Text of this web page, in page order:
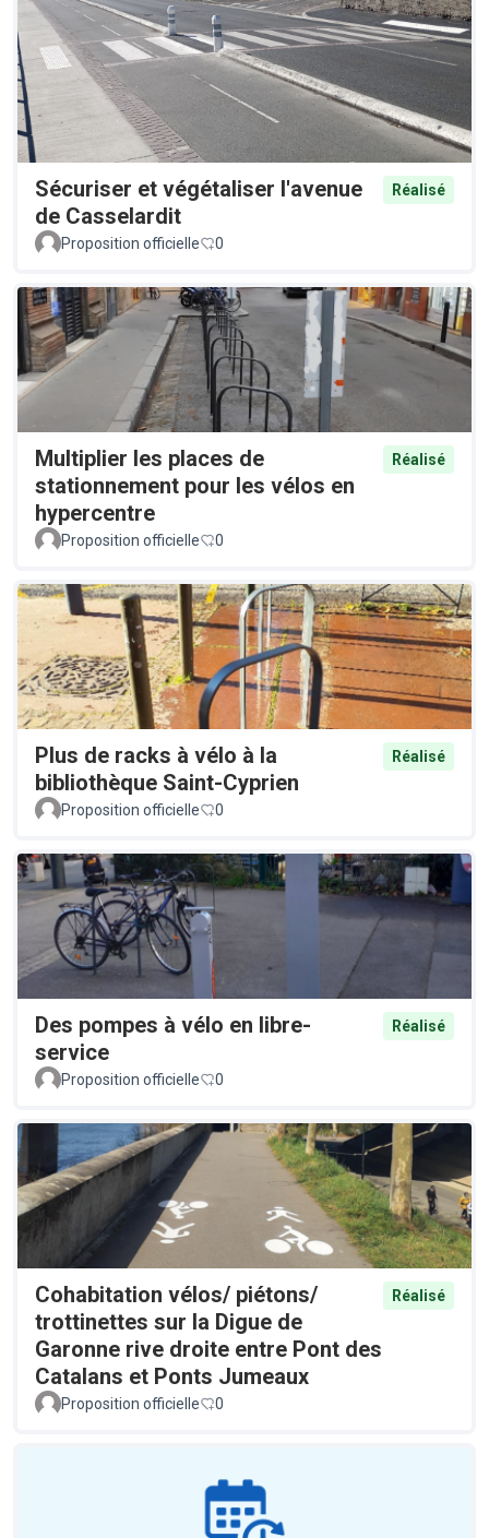
Sécuriser et végétaliser l'avenue
de Casselardit
Réalisé
Proposition officielle 0
Multiplier les places de
stationnement pour les vélos en
hypercentre
Réalisé
Proposition officielle 0
Plus de racks à vélo à la
bibliothèque Saint-Cyprien
Réalisé
Proposition officielle 0
Des pompes à vélo en libre-
service
Réalisé
Proposition officielle 0
Cohabitation vélos/ piétons/
trottinettes sur la Digue de
Garonne rive droite entre Pont des
Catalans et Ponts Jumeaux
Réalisé
Proposition officielle 0